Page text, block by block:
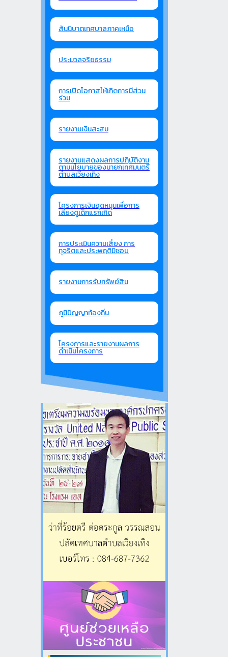
สันนิบาตเทศบาลภาคเหนือ
ประมวลจริยธรรม
การเปิดโอกาสให้เกิดการมีส่วน
ร่วม
รายงานเงินสะสม
รายงานแสดงผลการปฏิบัติงาน
ตามนโยบายของนายกเทศมนตรี
ตำบลเวียงเทิง
โครงการเงินอุดหนุนเพื่อการ
เลี้ยงดูเด็กแรกเกิด
การประเมินความเสี่ยง การ
ทุจริตและประพฤติมิชอบ
รายงานการรับทรัพย์สิน
ภูมิปัญญาท้องถิ่น
โครงการและรายงานผลการ
ดำเนินโครงการ